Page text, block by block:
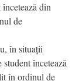
din
de
în situații
încetează
în ordinul de